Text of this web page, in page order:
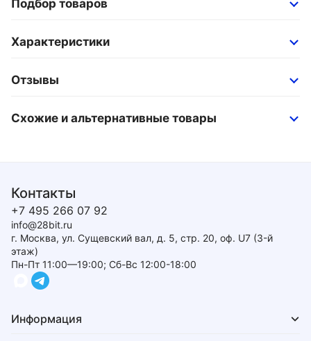
Подбор товаров
Характеристики
Отзывы
Схожие и альтернативные товары
Контакты
+7 495 266 07 92
info@28bit.ru
г. Москва, ул. Сущевский вал, д. 5, стр. 20, оф. U7 (3-й
этаж)
Пн-Пт 11:00—19:00; Сб-Вс 12:00-18:00
Информация